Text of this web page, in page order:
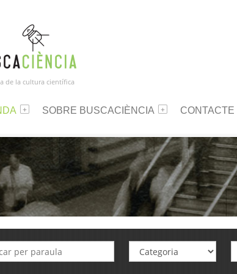
de la cultura científica
SOBRE BUSCACIÈNCIA CONTACTE